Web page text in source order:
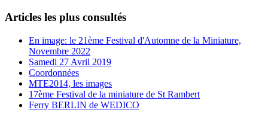
Articles les plus consultés
En image: le 21ème Festival d'Automne de la Miniature,
Novembre 2022
Samedi 27 Avril 2019
Coordonnées
MTE2014, les images
17ème Festival de la miniature de St Rambert
Ferry BERLIN de WEDICO